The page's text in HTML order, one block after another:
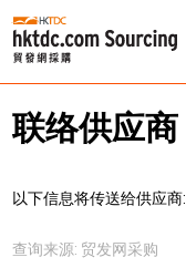
联络供应商
以下信息将传送给供应商:
查询来源: 贸发网采购